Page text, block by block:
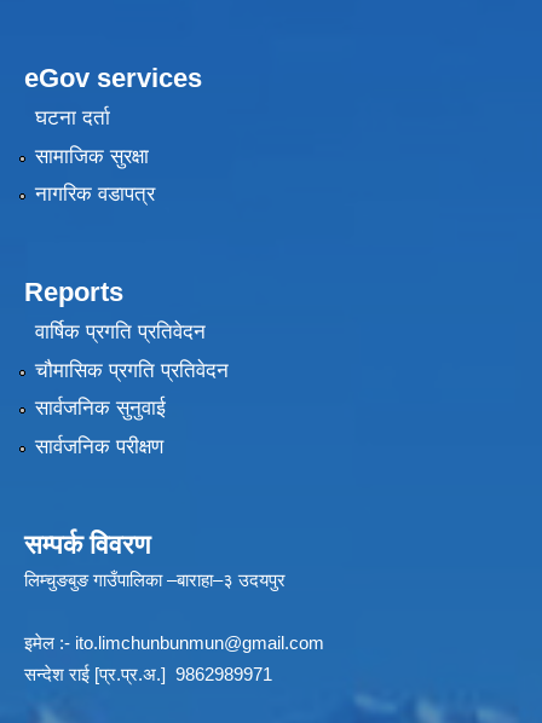
eGov services
घटना दर्ता
सामाजिक सुरक्षा
नागरिक वडापत्र
Reports
वार्षिक प्रगति प्रतिवेदन
चौमासिक प्रगति प्रतिवेदन
सार्वजनिक सुनुवाई
सार्वजनिक परीक्षण
सम्पर्क विवरण
लिम्चुङबुङ गाउँपालिका –बाराहा–३ उदयपुर
इमेल :- ito.limchunbunmun@gmail.com
सन्देश राई [प्र.प्र.अ.] 9862989971